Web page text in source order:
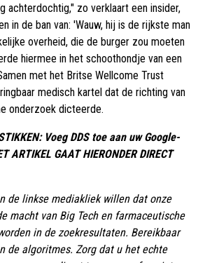
achterdochtig," zo verklaart een insider,
in de ban van: 'Wauw, hij is de rijkste man
overheid, die de burger zou moeten
hiermee in het schoothondje van een
met het Britse Wellcome Trust
medisch kartel dat de richting van
onderzoek dicteerde.
Voeg DDS toe aan uw Google-
ARTIKEL GAAT HIERONDER DIRECT
de linkse mediakliek willen dat onze
macht van Big Tech en farmaceutische
in de zoekresultaten. Bereikbaar
de algoritmes. Zorg dat u het echte